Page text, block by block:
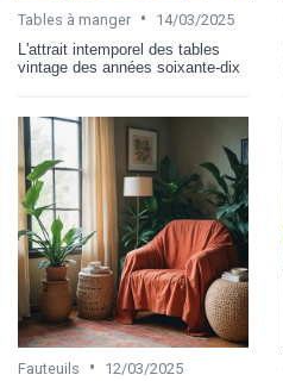
Tables à manger •
14/03/2025
L'attrait intemporel des tables
vintage des années soixante-dix
Fauteuils •
12/03/2025